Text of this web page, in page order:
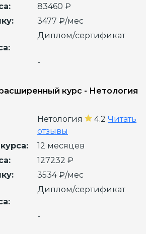
83460 ₽
3477 ₽/мес
Диплом/сертификат
-
курс - Нетология
Нетология 4.2 Читать
отзывы
12 месяцев
127232 ₽
3534 ₽/мес
Диплом/сертификат
-